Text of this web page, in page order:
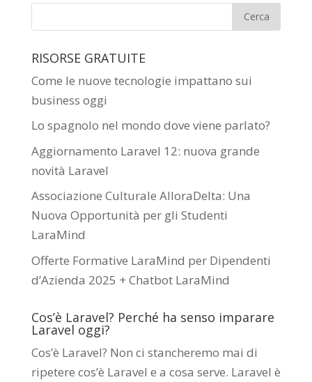
RISORSE GRATUITE
Come le nuove tecnologie impattano sui
business oggi
Lo spagnolo nel mondo dove viene parlato?
Aggiornamento Laravel 12: nuova grande
novità Laravel
Associazione Culturale AlloraDelta: Una
Nuova Opportunità per gli Studenti
LaraMind
Offerte Formative LaraMind per Dipendenti
d’Azienda 2025 + Chatbot LaraMind
Cos’è Laravel? Perché ha senso imparare
Laravel oggi?
Cos’è Laravel? Non ci stancheremo mai di
ripetere cos’è Laravel e a cosa serve. Laravel è